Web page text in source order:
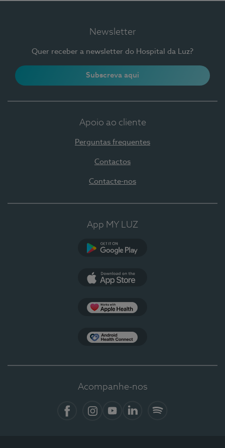
Newsletter
Quer receber a newsletter do Hospital da Luz?
Subscreva aqui
Apoio ao cliente
Perguntas frequentes
Contactos
Contacte-nos
App MY LUZ
Acompanhe-nos